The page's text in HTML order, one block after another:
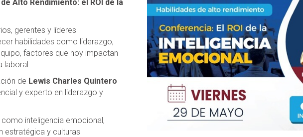
Alto Rendimiento: el ROI de la
gerentes y líderes
habilidades como liderazgo,
factores que hoy impactan
laboral.
de Lewis Charles Quintero
y experto en liderazgo y
inteligencia emocional,
estratégica y culturas